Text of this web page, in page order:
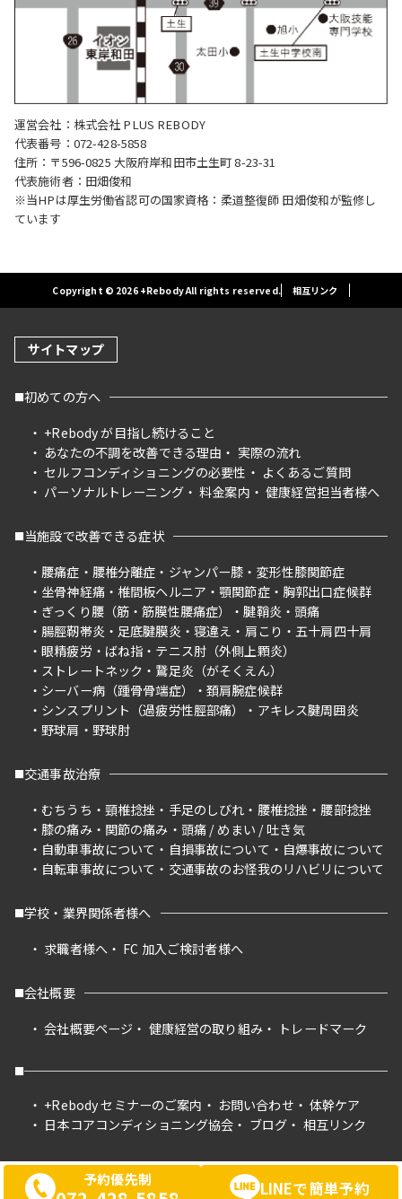
運営会社：株式会社 PLUS REBODY
代表番号：072-428-5858
住所：〒596-0825 大阪府岸和田市土生町 8-23-31
代表施術者：田畑俊和
※当HPは厚生労働省認可の国家資格：柔道整復師 田畑俊和が監修し
ています
Copyright © 2026 +Rebody All rights reserved. 相互リンク
予約優先制 LINEで簡単予約
サイトマップ
初めての方へ
+Rebody が目指し続けること
あなたの不調を改善できる理由
実際の流れ
セルフコンディショニングの必要性
よくあるご質問
パーソナルトレーニング
料金案内 健康経営担当者様へ
当施設で改善できる症状
腰痛症
腰椎分離症 ジャンパー膝
変形性膝関節症
坐骨神経痛
椎間板ヘルニア 顎関節症
胸郭出口症候群
ぎっくり腰（筋・筋膜性腰痛症）
腱鞘炎
頭痛
腸脛靭帯炎
足底腱膜炎 寝違え 肩こり
五十肩四十肩
眼精疲労
ばね指
テニス肘（外側上顆炎）
ストレートネック
鵞足炎（がそくえん）
シーバー病（踵骨骨端症）
頚肩腕症候群
シンスプリント（過疲労性脛部痛）
アキレス腱周囲炎
野球肩
野球肘
交通事故治療
むちうち
頸椎捻挫 手足のしびれ 腰椎捻挫
腰部捻挫
膝の痛み
関節の痛み
頭痛 / めまい / 吐き気
自動車事故について
自損事故について
自爆事故について
自転車事故について
交通事故のお怪我のリハビリについて
学校・業界関係者様へ
求職者様へ
FC 加入ご検討者様へ
会社概要
会社概要ページ
健康経営の取り組み トレードマーク
+Rebody セミナーのご案内 お問い合わせ
体幹ケア
日本コアコンディショニング協会
ブログ 相互リンク